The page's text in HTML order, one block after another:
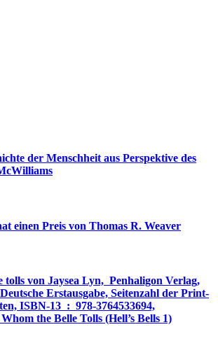
der Menschheit aus Perspektive des
einen Preis von Thomas R. Weaver
tolls von Jaysea Lyn, ‎ Penhaligon Verlag,
Erstausgabe, Seitenzahl der Print-
: ‎ For Whom the Belle Tolls (Hell’s Bells 1)